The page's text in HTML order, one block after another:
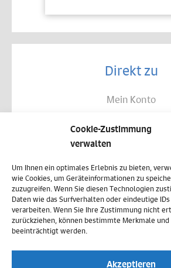
Cookie-Zustimmung
verwalten
Um Ihnen ein optimales Erlebnis zu bieten,
wie Cookies, um Geräteinformationen zu
zuzugreifen. Wenn Sie diesen Technologien
Daten wie das Surfverhalten oder eindeutige
verarbeiten. Wenn Sie Ihre Zustimmung nicht
zurückziehen, können bestimmte Merkmale
beeinträchtigt werden.
Akzeptieren
Direkt zu
Mein Konto
Allgemeine
Datenschutz
Widerruf
Zahlungsweisen
Versand &